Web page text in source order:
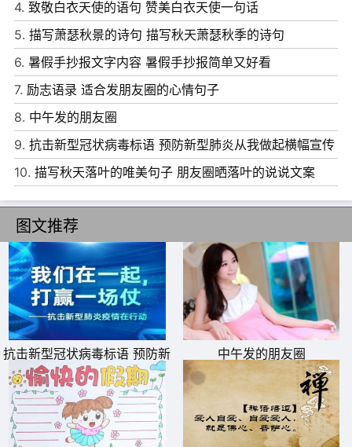
9、生活是开水，不论冷热，只要适合的温度，就是最好
的。
10、大多的时候，都是生活选择你，而不是你去选择生活，
尽管如此不情愿，可是必须去面对，这就是人生。
11、任何一个创造者，都在他的人生中制造过无数垃圾。
12、日益努力而后风生水起，众生皆苦，你也不能认输。
4. 致敬白衣天使的语句 赞美白衣天使一句话
5. 描写萧瑟秋景的诗句 描写秋天萧瑟秋季的诗句
6. 暑假手抄报文字内容 暑假手抄报简单又好看
7. 励志语录 适合发朋友圈的心情句子
8. 中午发的朋友圈
9. 抗击新型冠状病毒标语 预防新型肺炎从我做起横幅宣传
语
10. 描写秋天落叶的唯美句子 朋友圈晒落叶的说说文案
图文推荐
抗击新型冠状病毒标语 预防新
型肺炎从我做起横幅宣传语
中午发的朋友圈